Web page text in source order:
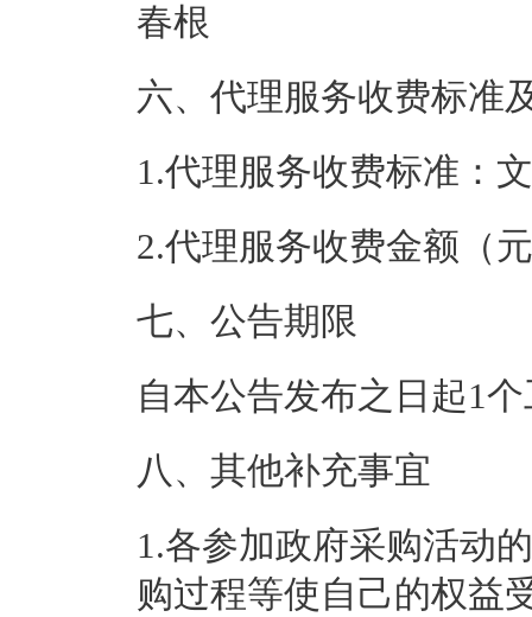
春根
六、代理服务收费标准
1.代理服务收费标准：
2.代理服务收费金额（
七、公告期限
自本公告发布之日起1
八、其他补充事宜
1.各参加政府采购活动
购过程等使自己的权益